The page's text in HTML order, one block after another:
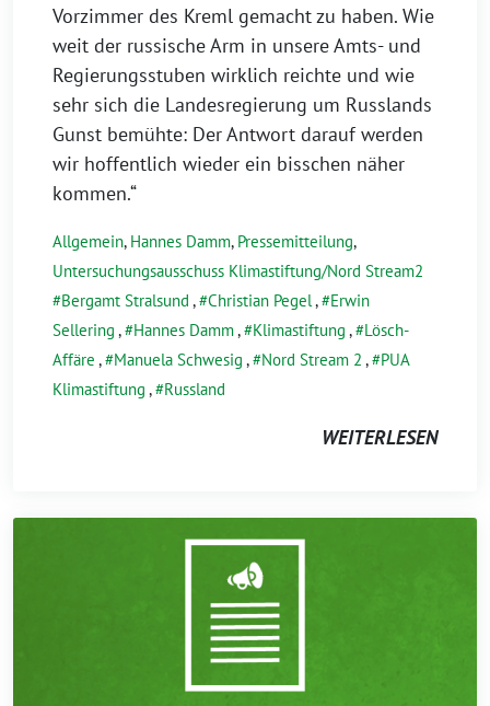
Vorzimmer des Kreml gemacht zu haben. Wie
weit der russische Arm in unsere Amts- und
Regierungsstuben wirklich reichte und wie
sehr sich die Landesregierung um Russlands
Gunst bemühte: Der Antwort darauf werden
wir hoffentlich wieder ein bisschen näher
kommen.“
Allgemein, Hannes Damm, Pressemitteilung,
Untersuchungsausschuss Klimastiftung/Nord Stream2
Bergamt Stralsund , Christian Pegel ,
Erwin
Sellering , Hannes Damm, Klimastiftung ,
Lösch-
Affäre , Manuela Schwesig , Nord Stream 2 ,
PUA
Klimastiftung , Russland
WEITERLESEN